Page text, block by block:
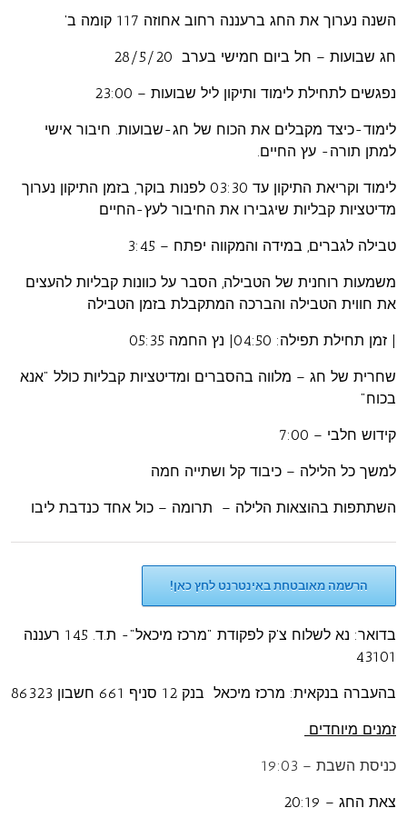
השנה נערוך את החג ברעננה רחוב אחוזה 117 קומה ב'
חג שבועות – חל ביום חמישי בערב 28/5/20
נפגשים לתחילת לימוד ותיקון ליל שבועות – 23:00
לימוד-כיצד מקבלים את הכוח של חג-שבועות. חיבור אישי
למתן תורה- עץ החיים.
לימוד וקריאת התיקון עד 03:30 לפנות בוקר, בזמן התיקון נערוך
מדיטציות קבליות שיגבירו את החיבור לעץ-החיים
טבילה לגברים, במידה והמקווה יפתח – 3:45
משמעות רוחנית של הטבילה, הסבר על כוונות קבליות להעצים
את חווית הטבילה והברכה המתקבלת בזמן הטבילה
| זמן תחילת תפילה: 04:50| נץ החמה 05:35
שחרית של חג – מלווה בהסברים ומדיטציות קבליות כולל "אנא
בכוח"
קידוש חלבי – 7:00
למשך כל הלילה – כיבוד קל ושתייה חמה
השתתפות בהוצאות הלילה – תרומה – כול אחד כנדבת ליבו
הרשמה מאובטחת באינטרנט לחץ כאן!
בדואר: נא לשלוח צ'ק לפקודת "מרכז מיכאל"- ת.ד. 145 רעננה
43101
בהעברה בנקאית: מרכז מיכאל בנק 12 סניף 661 חשבון 86323
זמנים מיוחדים
כניסת השבת – 19:03
צאת החג – 20:19